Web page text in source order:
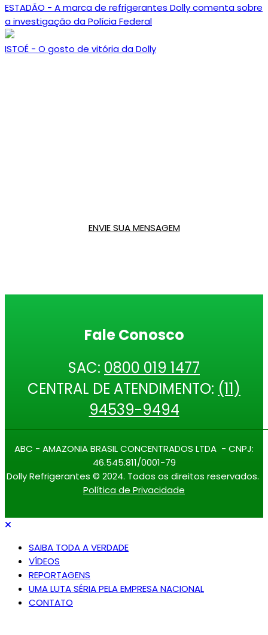
ESTADÃO - A marca de refrigerantes Dolly comenta sobre
a investigação da Polícia Federal
ISTOÉ - O gosto de vitória da Dolly​
ENVIE SUA MENSAGEM
Fale Conosco
SAC: 0800 019 1477
CENTRAL DE ATENDIMENTO: (11)
94539-9494
ABC - AMAZONIA BRASIL CONCENTRADOS LTDA - CNPJ:
46.545.811/0001-79
Dolly Refrigerantes © 2024. Todos os direitos reservados.
Política de Privacidade
SAIBA TODA A VERDADE
VÍDEOS
REPORTAGENS
UMA LUTA SÉRIA PELA EMPRESA NACIONAL
CONTATO